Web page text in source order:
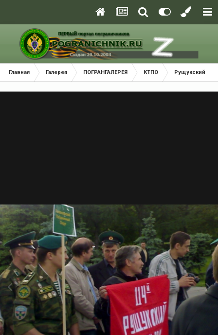
Главная Галерея ПОГРАНГАЛЕРЕЯ КТПО Рущукский